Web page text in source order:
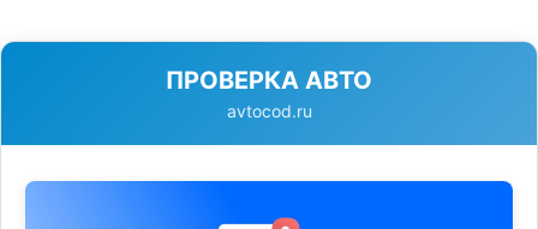
ПРОВЕРКА АВТО
avtocod.ru